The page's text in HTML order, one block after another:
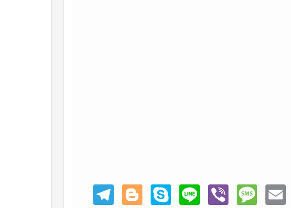
Email
Mess
age
Viber
Line
Skype
Blogg
er
Teleg
ram